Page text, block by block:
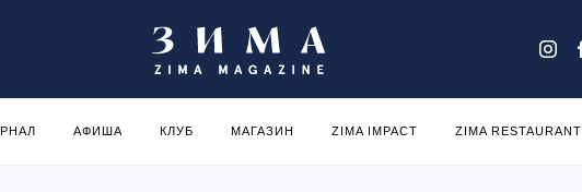
АФИША КЛУБ МАГАЗИН ZIMA IMPACT ZIMA RESTAURANT